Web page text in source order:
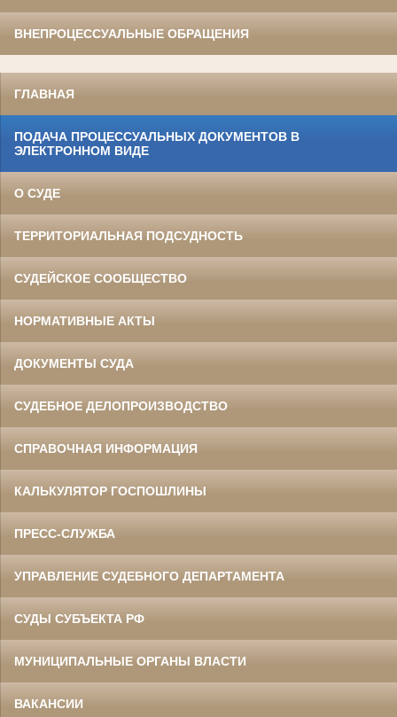
ВНЕПРОЦЕССУАЛЬНЫЕ ОБРАЩЕНИЯ
ГЛАВНАЯ
ПОДАЧА ПРОЦЕССУАЛЬНЫХ ДОКУМЕНТОВ В
ЭЛЕКТРОННОМ ВИДЕ
О СУДЕ
ТЕРРИТОРИАЛЬНАЯ ПОДСУДНОСТЬ
СУДЕЙСКОЕ СООБЩЕСТВО
НОРМАТИВНЫЕ АКТЫ
ДОКУМЕНТЫ СУДА
СУДЕБНОЕ ДЕЛОПРОИЗВОДСТВО
СПРАВОЧНАЯ ИНФОРМАЦИЯ
КАЛЬКУЛЯТОР ГОСПОШЛИНЫ
ПРЕСС-СЛУЖБА
УПРАВЛЕНИЕ СУДЕБНОГО ДЕПАРТАМЕНТА
СУДЫ СУБЪЕКТА РФ
МУНИЦИПАЛЬНЫЕ ОРГАНЫ ВЛАСТИ
ВАКАНСИИ